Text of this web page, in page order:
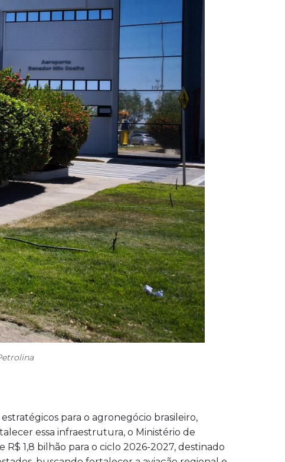
para o agronegócio brasileiro,
essa infraestrutura, o Ministério de
1,8 bilhão para o ciclo 2026-2027, destinado